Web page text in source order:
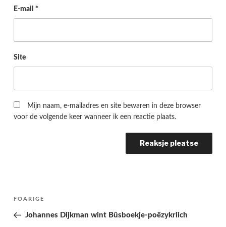
E-mail *
Site
Mijn naam, e-mailadres en site bewaren in deze browser
voor de volgende keer wanneer ik een reactie plaats.
Berichtnavigatie
Folgjende
pagina
FOARIGE
Johannes Dijkman wint Bûsboekje-poëzykriich